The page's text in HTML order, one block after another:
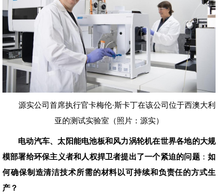
源实公司首席执行官卡梅伦·斯卡丁在该公司位于西澳大利
亚的测试实验室（照片：源实）
电动汽车、太阳能电池板和风力涡轮机在世界各地的大规
模部署给环保主义者和人权捍卫者提出了一个紧迫的问题：如
何确保制造清洁技术所需的材料以可持续和负责任的方式生
产？